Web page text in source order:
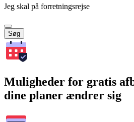
Jeg skal på forretningsrejse
Søg
Muligheder for gratis
dine planer ændrer sig